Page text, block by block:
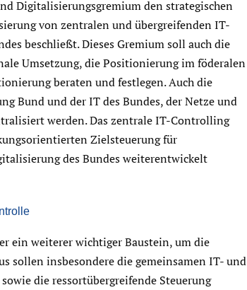
Digitalisierungsgremium den strategischen
von zentralen und übergreifenden IT-
beschließt. Dieses Gremium soll auch die
Umsetzung, die Positionierung im föderalen
beraten und festlegen. Auch die
Bund und der IT des Bundes, der Netze und
werden. Das zentrale IT-Controlling
Zielsteuerung für
des Bundes weiterentwickelt
ein weiterer wichtiger Baustein, um die
sollen insbesondere die gemeinsamen IT- und
die ressortübergreifende Steuerung